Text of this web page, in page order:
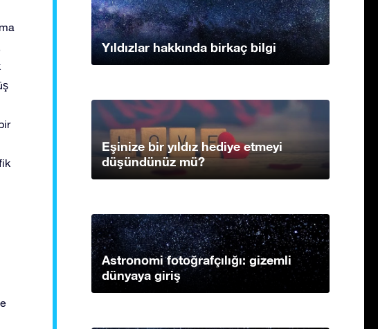
Yıldızlar hakkında birkaç bilgi
Eşinize bir yıldız hediye etmeyi
düşündünüz mü?
Astronomi fotoğrafçılığı: gizemli
dünyaya giriş